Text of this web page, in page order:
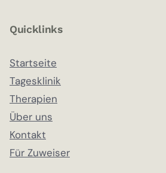
Quicklinks
Startseite
Tagesklinik
Therapien
Über uns
Kontakt
Für Zuweiser